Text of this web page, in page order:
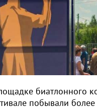
побывали